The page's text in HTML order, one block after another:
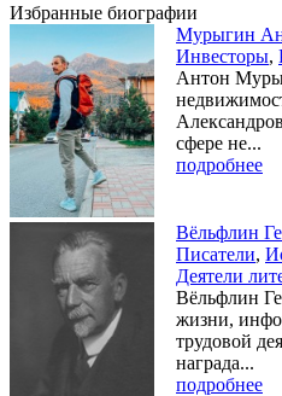
Избранные биографии
Мурыгин
Инвесторы,
Антон
сфере не...
подробнее
Вёльфлин
Писатели,
Деятели
Вёльфлин
жизни,
трудовой
награда...
подробнее